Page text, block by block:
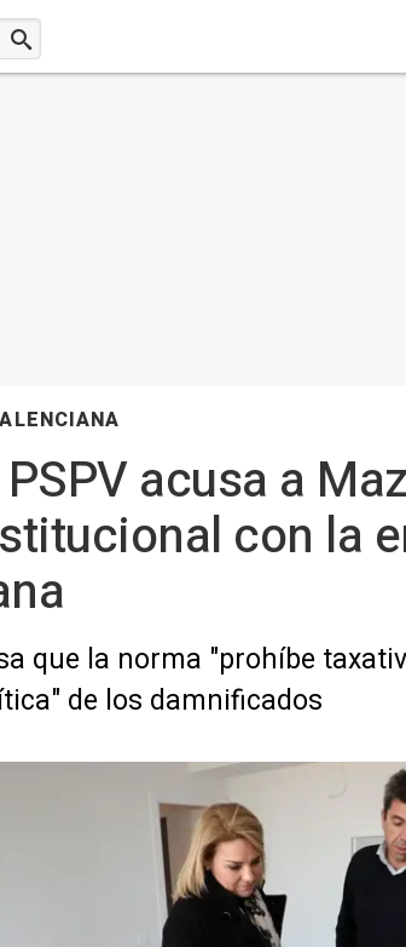
PSPV acusa a
con la
que la norma "prohíbe
de los damnificados